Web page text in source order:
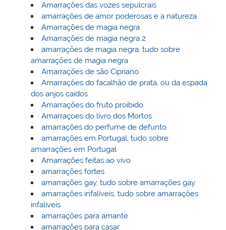
Amarrações das vozes sepulcrais
amarrações de amor poderosas e a natureza
Amarrações de magia negra
Amarrações de magia negra 2
amarrações de magia negra, tudo sobre
amarrações de magia negra
Amarrações de são Cipriano
Amarrações do facalhão de prata, ou da espada
dos anjos caídos
Amarrações do fruto proibido
Amarraçoes do livro dos Mortos
amarrações do perfume de defunto
amarrações em Portugal, tudo sobre
amarrações em Portugal
Amarrações feitas ao vivo
amarrações fortes
amarrações gay, tudo sobre amarrações gay
amarrações infalíveis, tudo sobre amarrações
infalíveis
amarrações para amante
amarrações para casar